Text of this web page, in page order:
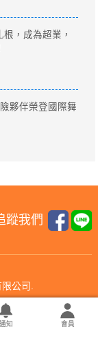
，成為超業，
夥伴榮登國際舞
蹤我們
公司.